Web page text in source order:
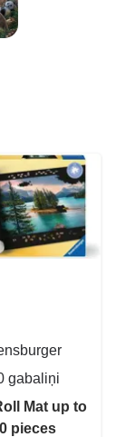
gabaliņi
Mat up to
pieces